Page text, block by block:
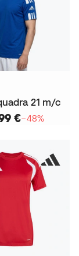
21 m/c
€−48%